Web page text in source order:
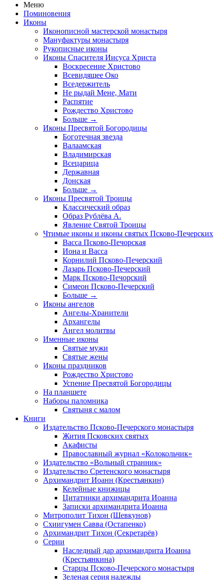
Меню
Поминовения
Иконы
Иконописной мастерской монастыря
Мануфактуры монастыря
Рукописные иконы
Иконы Спасителя Иисуса Христа
Воскресение Христово
Всевидящее Око
Вседержитель
Не рыдай Мене, Мати
Распятие
Рождество Христово
Больше →
Иконы Пресвятой Богородицы
Боготечная звезда
Валаамская
Владимирская
Всецарица
Державная
Донская
Больше →
Иконы Пресвятой Троицы
Классический образ
Образ Рублёва А.
Явление Святой Троицы
Чтимые иконы и иконы святых Псково-Печерских
Васса Псково-Печорская
Иона и Васса
Корнилий Псково-Печерский
Лазарь Псково-Печерский
Марк Псково-Печорский
Симеон Псково-Печерский
Больше →
Иконы ангелов
Ангелы-Хранители
Архангелы
Ангел молитвы
Именные иконы
Святые мужи
Святые жены
Иконы праздников
Рождество Христово
Успение Пресвятой Богородицы
На планшете
Наборы паломника
Святыня с малом
Книги
Издательство Псково-Печерского монастыря
Жития Псковских святых
Акафисты
Православный журнал «Колокольчик»
Издательство «Вольный странник»
Издательство Сретенского монастыря
Архимандрит Иоанн (Крестьянкин)
Келейные книжицы
Цитатники архимандрита Иоанна
Записки архимандрита Иоанна
Митрополит Тихон (Шевкунов)
Схиигумен Савва (Остапенко)
Архимандрит Тихон (Секретарёв)
Серии
Наследный дар архимандрита Иоанна
(Крестьянкина)
Старцы Псково-Печерского монастыря
Зеленая серия надежды